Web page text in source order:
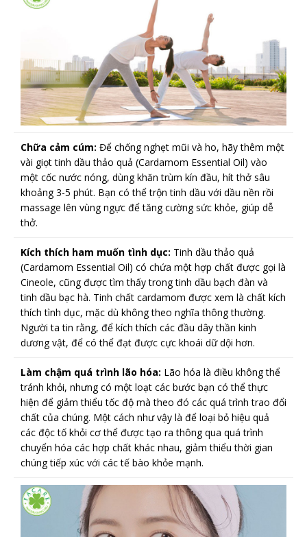
Chữa cảm cúm: Để chống nghẹt mũi và ho, hãy thêm một
vài giọt tinh dầu thảo quả (Cardamom Essential Oil) vào
một cốc nước nóng, dùng khăn trùm kín đầu, hít thở sâu
khoảng 3-5 phút. Bạn có thể trộn tinh dầu với dầu nền rồi
massage lên vùng ngực để tăng cường sức khỏe, giúp dễ
thở.
Kích thích ham muốn tình dục: Tinh dầu thảo quả
(Cardamom Essential Oil) có chứa một hợp chất được gọi là
Cineole, cũng được tìm thấy trong tinh dầu bạch đàn và
tinh dầu bạc hà. Tinh chất cardamom được xem là chất kích
thích tình dục, mặc dù không theo nghĩa thông thường.
Người ta tin rằng, để kích thích các đầu dây thần kinh
dương vật, để có thể đạt được cực khoái dữ dội hơn.
Làm chậm quá trình lão hóa: Lão hóa là điều không thể
tránh khỏi, nhưng có một loạt các bước bạn có thể thực
hiện để giảm thiểu tốc độ mà theo đó các quá trình trao đổi
chất của chúng. Một cách như vậy là để loại bỏ hiệu quả
các độc tố khỏi cơ thể được tạo ra thông qua quá trình
chuyển hóa các hợp chất khác nhau, giảm thiểu thời gian
chúng tiếp xúc với các tế bào khỏe mạnh.